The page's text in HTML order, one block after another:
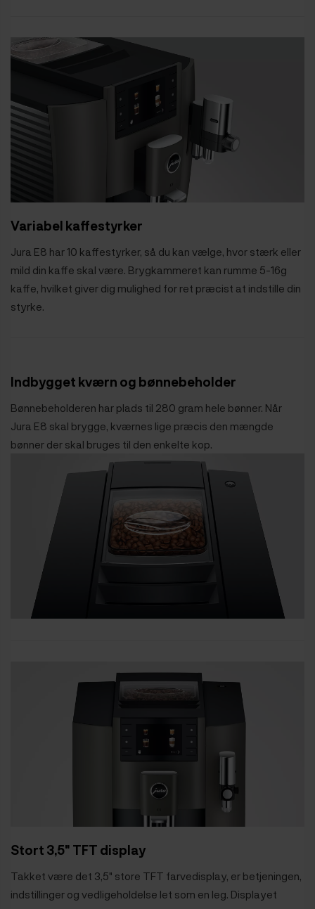
Variabel kaffestyrker
Jura E8 har 10 kaffestyrker, så du kan vælge, hvor stærk eller
mild din kaffe skal være. Brygkammeret kan rumme 5-16g
kaffe, hvilket giver dig mulighed for ret præcist at indstille din
styrke.
Indbygget kværn og bønnebeholder
Bønnebeholderen har plads til 280 gram hele bønner. Når
Jura E8 skal brygge, kværnes lige præcis den mængde
bønner der skal bruges til den enkelte kop.
Stort 3,5" TFT display
Takket være det 3,5" store TFT farvedisplay, er betjeningen,
indstillinger og vedligeholdelse let som en leg. Displayet